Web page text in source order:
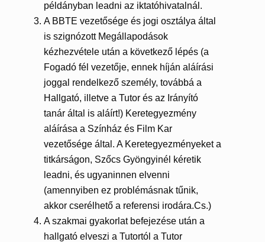
példányban leadni az iktatóhivatalnál.
A BBTE vezetősége és jogi osztálya által
is szignózott Megállapodások
kézhezvétele után a következő lépés (a
Fogadó fél vezetője, ennek híján aláírási
joggal rendelkező személy, továbbá a
Hallgató, illetve a Tutor és az Irányító
tanár által is aláírt!) Keretegyezmény
aláírása a Színház és Film Kar
vezetősége által. A Keretegyezményeket a
titkárságon, Szőcs Gyöngyinél kéretik
leadni, és ugyaninnen elvenni
(amennyiben ez problémásnak tűnik,
akkor cserélhető a referensi irodára.Cs.)
A szakmai gyakorlat befejezése után a
hallgató elveszi a Tutortól a Tutor